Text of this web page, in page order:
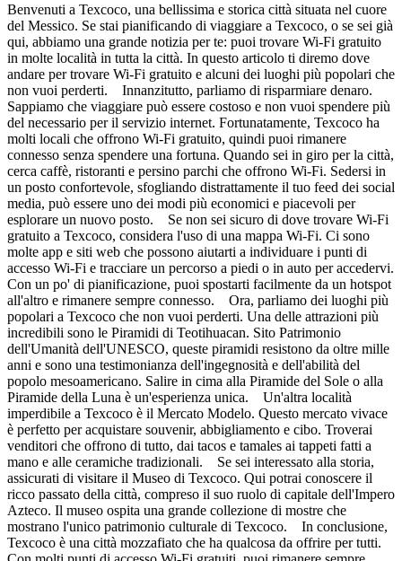
Benvenuti a Texcoco, una bellissima e storica città situata nel cuore
del Messico. Se stai pianificando di viaggiare a Texcoco, o se sei già
qui, abbiamo una grande notizia per te: puoi trovare Wi-Fi gratuito
in molte località in tutta la città. In questo articolo ti diremo dove
andare per trovare Wi-Fi gratuito e alcuni dei luoghi più popolari che
non vuoi perderti. Innanzitutto, parliamo di risparmiare denaro.
Sappiamo che viaggiare può essere costoso e non vuoi spendere più
del necessario per il servizio internet. Fortunatamente, Texcoco ha
molti locali che offrono Wi-Fi gratuito, quindi puoi rimanere
connesso senza spendere una fortuna. Quando sei in giro per la città,
cerca caffè, ristoranti e persino parchi che offrono Wi-Fi. Sedersi in
un posto confortevole, sfogliando distrattamente il tuo feed dei social
media, può essere uno dei modi più economici e piacevoli per
esplorare un nuovo posto. Se non sei sicuro di dove trovare Wi-Fi
gratuito a Texcoco, considera l'uso di una mappa Wi-Fi. Ci sono
molte app e siti web che possono aiutarti a individuare i punti di
accesso Wi-Fi e tracciare un percorso a piedi o in auto per accedervi.
Con un po' di pianificazione, puoi spostarti facilmente da un hotspot
all'altro e rimanere sempre connesso. Ora, parliamo dei luoghi più
popolari a Texcoco che non vuoi perderti. Una delle attrazioni più
incredibili sono le Piramidi di Teotihuacan. Sito Patrimonio
dell'Umanità dell'UNESCO, queste piramidi resistono da oltre mille
anni e sono una testimonianza dell'ingegnosità e dell'abilità del
popolo mesoamericano. Salire in cima alla Piramide del Sole o alla
Piramide della Luna è un'esperienza unica. Un'altra località
imperdibile a Texcoco è il Mercato Modelo. Questo mercato vivace
è perfetto per acquistare souvenir, abbigliamento e cibo. Troverai
venditori che offrono di tutto, dai tacos e tamales ai tappeti fatti a
mano e alle ceramiche tradizionali. Se sei interessato alla storia,
assicurati di visitare il Museo di Texcoco. Qui potrai conoscere il
ricco passato della città, compreso il suo ruolo di capitale dell'Impero
Azteco. Il museo ospita una grande collezione di mostre che
mostrano l'unico patrimonio culturale di Texcoco. In conclusione,
Texcoco è una città mozzafiato che ha qualcosa da offrire per tutti.